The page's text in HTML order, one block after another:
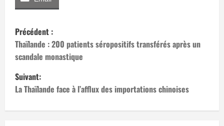
N
a
v
i
g
Précédent :
Thaïlande : 200 patients séropositifs transférés après un
scandale monastique
Suivant:
La Thaïlande face à l’afflux des importations chinoises